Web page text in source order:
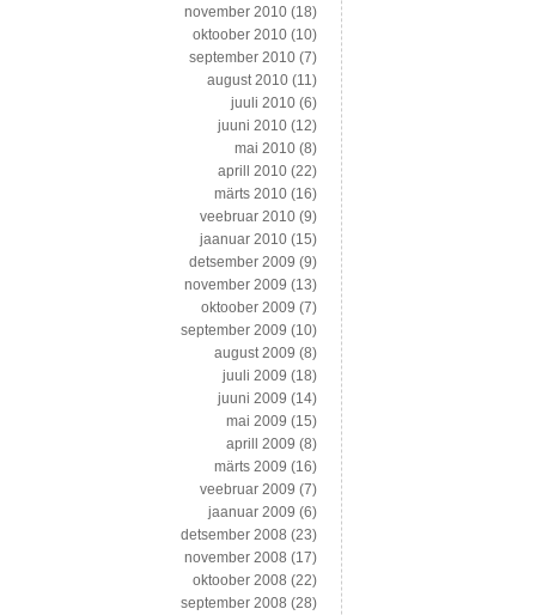
november 2010 (18)
oktoober 2010 (10)
september 2010 (7)
august 2010 (11)
juuli 2010 (6)
juuni 2010 (12)
mai 2010 (8)
aprill 2010 (22)
märts 2010 (16)
veebruar 2010 (9)
jaanuar 2010 (15)
detsember 2009 (9)
november 2009 (13)
oktoober 2009 (7)
september 2009 (10)
august 2009 (8)
juuli 2009 (18)
juuni 2009 (14)
mai 2009 (15)
aprill 2009 (8)
märts 2009 (16)
veebruar 2009 (7)
jaanuar 2009 (6)
detsember 2008 (23)
november 2008 (17)
oktoober 2008 (22)
september 2008 (28)